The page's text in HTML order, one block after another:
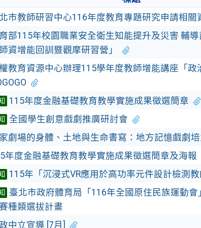
市教師研習中心116年度教育專題研究申請相關
部115年校園職業安全衛生知能提升及災害 輔
資增能回訓暨觀摩研習營」
教育資源中心辦理115學年度教師增能講座「政
115年度金融基礎教育教學實施成果徵選簡章
全國學生創意戲劇推廣研討會
劇場的身體、土地與生命書寫：地方記憶戲劇
年度金融基礎教育教學實施成果徵選簡章及海報
115年「沉浸式VR應用於高功率元件設計檢測
臺北市政府體育局「116年全國原住民族運動
種類選拔計畫
中立宣導 [7月]